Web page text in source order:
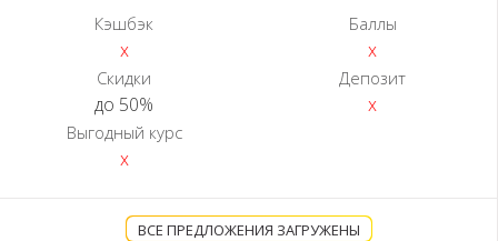
Кэшбэк
x
Баллы
x
Скидки
до 50%
Депозит
x
Выгодный курс
x
ВСЕ ПРЕДЛОЖЕНИЯ ЗАГРУЖЕНЫ